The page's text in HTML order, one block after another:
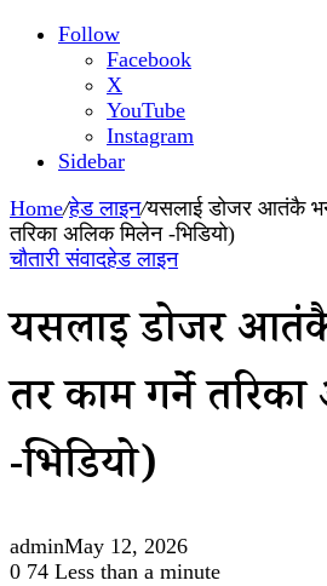
Follow
Facebook
X
YouTube
Instagram
Sidebar
Home/हेड लाइन/यसलाई डोजर आतंकै
तरिका अलिक मिलेन -भिडियो)
चौतारी संवादहेड लाइन
यसलाई डोजर
तर काम गर्ने
-भिडियो)
adminMay 12, 2026
0 74 Less than a minute